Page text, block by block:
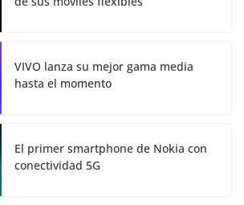
VIVO lanza su mejor gama media
hasta el momento
El primer smartphone de Nokia con
conectividad 5G